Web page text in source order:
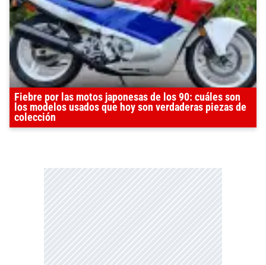
Fiebre por las motos japonesas de los 90: cuáles son
los modelos usados que hoy son verdaderas piezas de
colección